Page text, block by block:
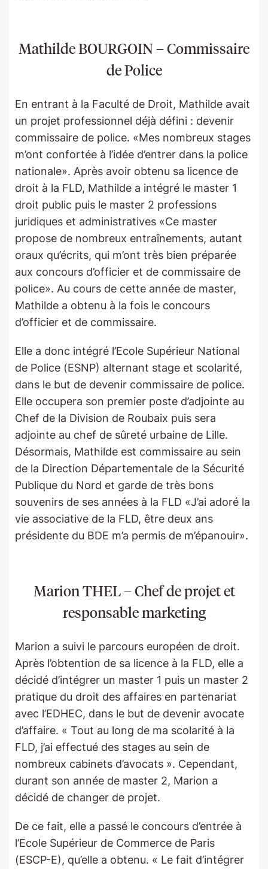
Mathilde BOURGOIN – Commissaire
de Police
En entrant à la Faculté de Droit, Mathilde avait
un projet professionnel déjà défini : devenir
commissaire de police. «Mes nombreux stages
m’ont confortée à l’idée d’entrer dans la police
nationale». Après avoir obtenu sa licence de
droit à la FLD, Mathilde a intégré le master 1
droit public puis le master 2 professions
juridiques et administratives «Ce master
propose de nombreux entraînements, autant
oraux qu’écrits, qui m’ont très bien préparée
aux concours d’officier et de commissaire de
police». Au cours de cette année de master,
Mathilde a obtenu à la fois le concours
d’officier et de commissaire.
Elle a donc intégré l’Ecole Supérieur National
de Police (ESNP) alternant stage et scolarité,
dans le but de devenir commissaire de police.
Elle occupera son premier poste d’adjointe au
Chef de la Division de Roubaix puis sera
adjointe au chef de sûreté urbaine de Lille.
Désormais, Mathilde est commissaire au sein
de la Direction Départementale de la Sécurité
Publique du Nord et garde de très bons
souvenirs de ses années à la FLD «J’ai adoré la
vie associative de la FLD, être deux ans
présidente du BDE m’a permis de m’épanouir».
Marion THEL – Chef de projet et
responsable marketing
Marion a suivi le parcours européen de droit.
Après l’obtention de sa licence à la FLD, elle a
décidé d’intégrer un master 1 puis un master 2
pratique du droit des affaires en partenariat
avec l’EDHEC, dans le but de devenir avocate
d’affaire. « Tout au long de ma scolarité à la
FLD, j’ai effectué des stages au sein de
nombreux cabinets d’avocats ». Cependant,
durant son année de master 2, Marion a
décidé de changer de projet.
De ce fait, elle a passé le concours d’entrée à
l’Ecole Supérieur de Commerce de Paris
(ESCP-E), qu’elle a obtenu. « Le fait d’intégrer